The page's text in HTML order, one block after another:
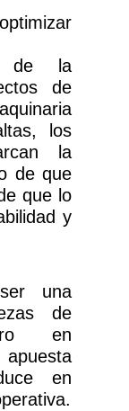
de la
de
los
la
de que
que lo
y
una
de
en
en